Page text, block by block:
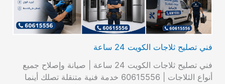
فني تصليح ثلاجات الكويت 24 ساعة
فني تصليح ثلاجات الكويت 24 ساعة | صيانة وإصلاح جميع
أنواع الثلاجات | 60615556 خدمة فنية متنقلة تصلك أينما